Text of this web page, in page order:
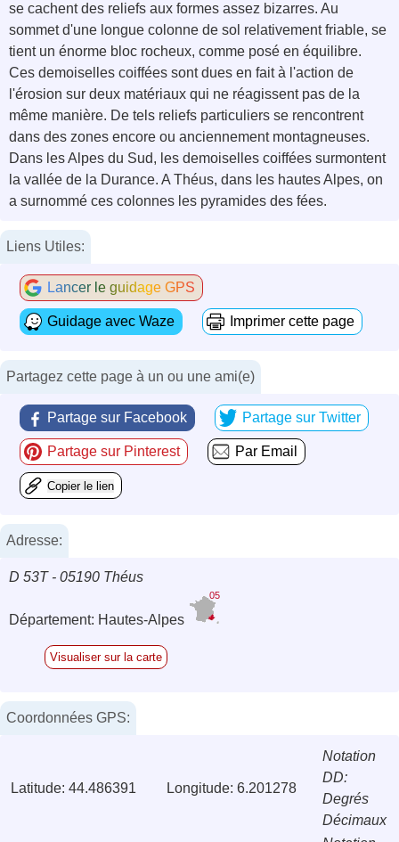
se cachent des reliefs aux formes assez bizarres. Au
sommet d'une longue colonne de sol relativement friable, se
tient un énorme bloc rocheux, comme posé en équilibre.
Ces demoiselles coiffées sont dues en fait à l'action de
l'érosion sur deux matériaux qui ne réagissent pas de la
même manière. De tels reliefs particuliers se rencontrent
dans des zones encore ou anciennement montagneuses.
Dans les Alpes du Sud, les demoiselles coiffées surmontent
la vallée de la Durance. A Théus, dans les hautes Alpes, on
a surnommé ces colonnes les pyramides des fées.
Liens Utiles:
Lancer le guidage GPS
Guidage avec Waze Imprimer cette page
Partagez cette page à un ou une ami(e)
Partage sur Facebook Partage sur Twitter
Partage sur Pinterest Par Email
Copier le lien
Adresse:
D 53T - 05190 Théus
Département: Hautes-Alpes
05
Visualiser sur la carte
Coordonnées GPS:
Latitude: 44.486391 Longitude: 6.201278
Notation
DD:
Degrés
Décimaux